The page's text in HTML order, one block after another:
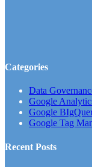
Categories
Data
Google
Google
Google Tag
Recent Posts